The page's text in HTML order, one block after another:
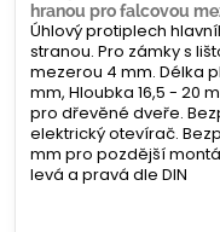
hranou pro falcovou
Úhlový protiplech
stranou. Pro zámky s
mezerou 4 mm. Délka
mm, Hloubka 16,5 - 20
pro dřevěné dveře.
elektrický otevírač.
mm pro pozdější
levá a pravá dle DIN